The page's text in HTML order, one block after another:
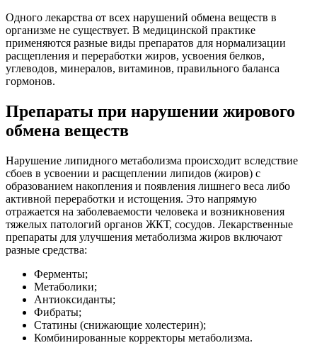
Одного лекарства от всех нарушений обмена веществ в
организме не существует. В медицинской практике
применяются разные виды препаратов для нормализации
расщепления и переработки жиров, усвоения белков,
углеводов, минералов, витаминов, правильного баланса
гормонов.
Препараты при нарушении жирового
обмена веществ
Нарушение липидного метаболизма происходит вследствие
сбоев в усвоении и расщеплении липидов (жиров) с
образованием накопления и появления лишнего веса либо
активной переработки и истощения. Это напрямую
отражается на заболеваемости человека и возникновения
тяжелых патологий органов ЖКТ, сосудов. Лекарственные
препараты для улучшения метаболизма жиров включают
разные средства:
Ферменты;
Метаболики;
Антиоксиданты;
Фибраты;
Статины (снижающие холестерин);
Комбинированные корректоры метаболизма.